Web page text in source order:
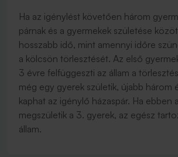
Ha az igénylést követően három
párnak és a gyermekek születése
hosszabb idő, mint amennyi időre
a kölcsön törlesztését. Az első
3 évre felfüggeszti az állam a
még egy gyerek születik, újabb három
kaphat az igénylő házaspár. Ha ebben
megszületik a 3. gyerek, az egész
állam.